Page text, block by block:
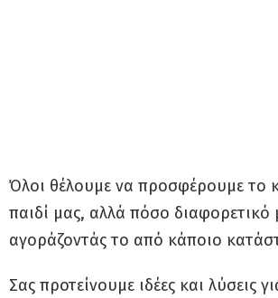
Όλοι θέλουμε να προσφέρουμε το
παιδί μας, αλλά πόσο διαφορετικό
αγοράζοντάς το από κάποιο
Σας προτείνουμε ιδέες και λύσεις